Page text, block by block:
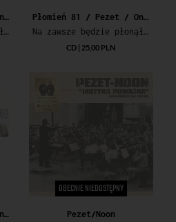
Płomień 81 / Pezet / Onar
Na zawsze będzie płonął...
Płomień 81 / Pezet / Onar
Na zawsze będzie płonął... (reedycja 2021)
CD | 25,00 PLN
RHX / Fisz / Emade / Inespe
OBECNIE NIEDOSTĘPNY
Pezet/Noon